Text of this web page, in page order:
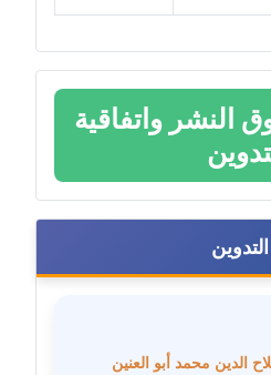
الدين
النشر واتفاقية
الدين محمد أبو العنين